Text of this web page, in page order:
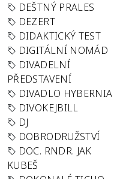
DEŠTNÝ PRALES
DEZERT
DIDAKTICKÝ TEST
DIGITÁLNÍ NOMÁD
DIVADELNÍ
PŘEDSTAVENÍ
DIVADLO HYBERNIA
DIVOKEJBILL
DJ
DOBRODRUŽSTVÍ
DOC. RNDR. JAK
KUBEŠ